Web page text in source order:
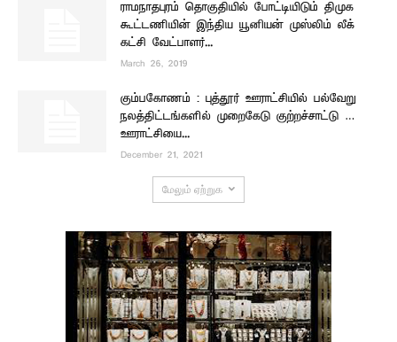
ராமநாதபுரம் தொகுதியில் போட்டியிடும் திமுக
கூட்டணியின் இந்திய யூனியன் முஸ்லிம் லீக்
கட்சி வேட்பாளர்...
March 26, 2019
கும்பகோணம் : புத்தூர் ஊராட்சியில் பல்வேறு
நலத்திட்டங்களில் முறைகேடு குற்றச்சாட்டு …
ஊராட்சியை...
December 21, 2021
மேலும் ஏற்றுக